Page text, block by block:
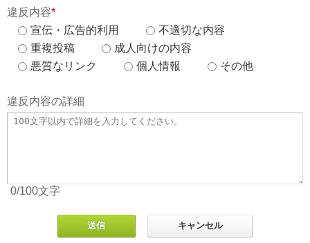
違反内容*
宣伝・広告的利用
不適切な内容
重複投稿
成人向けの内容
悪質なリンク
個人情報 その他
違反内容の詳細
0/100文字